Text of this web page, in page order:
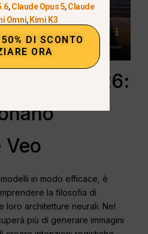
video 2026:
Veo
in modo efficace, è
la filosofia di
loro architetture neurali. Nel
più di generare immagini
,Claude Opus 5,Claude
Omni, Kimi K3
DI SCONTO
ORA